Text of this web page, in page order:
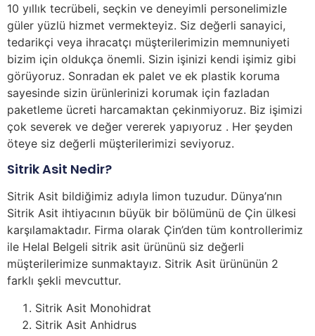
10 yıllık tecrübeli, seçkin ve deneyimli personelimizle
güler yüzlü hizmet vermekteyiz. Siz değerli sanayici,
tedarikçi veya ihracatçı müşterilerimizin memnuniyeti
bizim için oldukça önemli. Sizin işinizi kendi işimiz gibi
görüyoruz. Sonradan ek palet ve ek plastik koruma
sayesinde sizin ürünlerinizi korumak için fazladan
paketleme ücreti harcamaktan çekinmiyoruz. Biz işimizi
çok severek ve değer vererek yapıyoruz . Her şeyden
öteye siz değerli müşterilerimizi seviyoruz.
Sitrik Asit Nedir?
Sitrik Asit bildiğimiz adıyla limon tuzudur. Dünya’nın
Sitrik Asit ihtiyacının büyük bir bölümünü de Çin ülkesi
karşılamaktadır. Firma olarak Çin’den tüm kontrollerimiz
ile Helal Belgeli sitrik asit ürününü siz değerli
müşterilerimize sunmaktayız. Sitrik Asit ürününün 2
farklı şekli mevcuttur.
Sitrik Asit Monohidrat
Sitrik Asit Anhidrus